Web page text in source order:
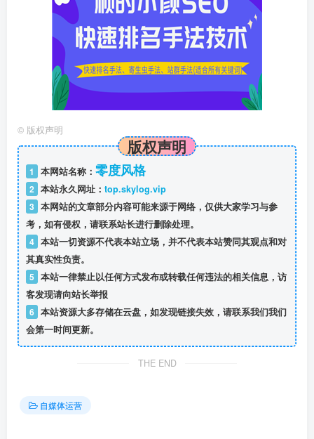
© 版权声明
版权声明
1 本网站名称： 零度风格
2 本站永久网址： top.skylog.vip
3 本网站的文章部分内容可能来源于网络，仅供大家学习与参
考，如有侵权，请联系站长进行删除处理。
4 本站一切资源不代表本站立场，并不代表本站赞同其观点和对
其真实性负责。
5 本站一律禁止以任何方式发布或转载任何违法的相关信息，访
客发现请向站长举报
6 本站资源大多存储在云盘，如发现链接失效，请联系我们我们
会第一时间更新。
THE END
自媒体运营